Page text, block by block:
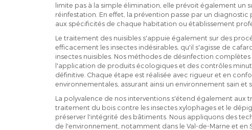
limite pas à la simple élimination, elle prévoit également un
réinfestation. En effet, la prévention passe par un
aux spécificités de chaque habitation ou établissement
Le traitement des nuisibles s'appuie également sur des
efficacement les insectes indésirables, qu'il s'agisse de
insectes nuisibles. Nos méthodes de désinfection
l'application de produits écologiques et des contrôles
définitive. Chaque étape est réalisée avec rigueur et en
environnementales, assurant ainsi un environnement sain et
La polyvalence de nos interventions s'étend également aux
traitement du bois contre les insectes xylophages et le
préserver l'intégrité des bâtiments. Nous appliquons des
de l'environnement, notamment dans le Val-de-Marne et en